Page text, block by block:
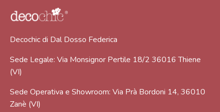
Decochic di Dal Dosso Federica
Sede Legale: Via Monsignor Pertile 18/2 36016 Thiene
(VI)
Sede Operativa e Showroom: Via Prà Bordoni 14, 36010
Zanè (VI)